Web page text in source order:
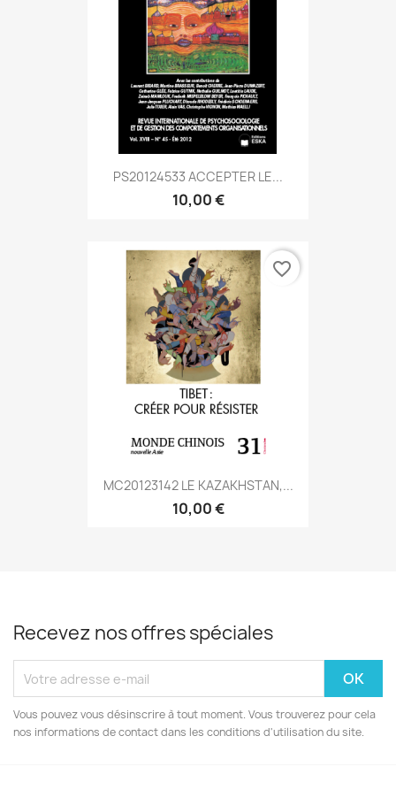
PS20124533 ACCEPTER LE...
10,00 €
MC20123142 LE KAZAKHSTAN,...
10,00 €
favorite_border
Recevez nos offres spéciales
Vous pouvez vous désinscrire à tout moment. Vous trouverez pour cela
nos informations de contact dans les conditions d'utilisation du site.